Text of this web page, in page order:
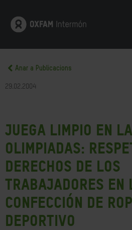
Anar a Publicacions
29.02.2004
Juega Limpio en
Olimpiadas:
derechos de los
trabajadores en
confección de
deportivo